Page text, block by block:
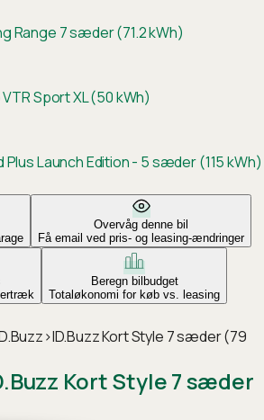
Range 7 sæder (71.2 kWh)
Sport XL (50 kWh)
Plus Launch Edition - 5 sæder (115 kWh)
Overvåg denne bil
Få email ved pris- og leasing-ændringer
Beregn bilbudget
Totaløkonomi for køb vs. leasing
›ID.Buzz Kort Style 7 sæder (79
Kort Style 7 sæder